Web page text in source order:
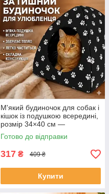
М'який будиночок для собак і
кішок із подушкою всередині,
розмір 34×40 см —
комфортне укриття для
хатніх тварин ЕКОБОКС
Готово до відправки
317 ₴ 409 ₴
Купити